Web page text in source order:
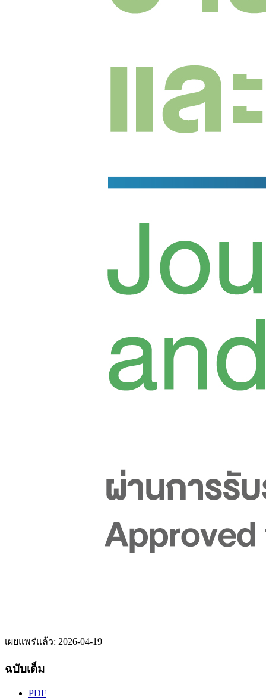
เผยแพร่แล้ว: 2026-04-19
ฉบับเต็ม
PDF